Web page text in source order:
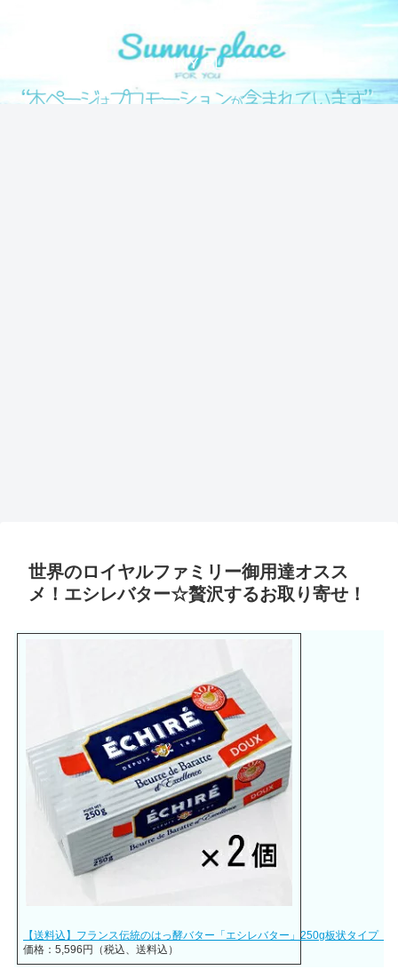
SUNNY PLACE
世界のロイヤルファミリー御用達オスス
メ！エシレバター☆贅沢するお取り寄せ！
【送料込】フランス伝統のはっ酵バター「エシレバター」250g板状タイプ（
価格：5,596円（税込、送料込）